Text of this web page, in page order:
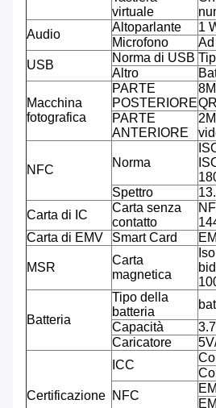
virtuale
Audio
Altoparlante
1
Microfono
USB
Norma di USB
Altro
Macchina
fotografica
PARTE
POSTERIORE
PARTE
ANTERIORE
NFC
Norma
Spettro
Carta di IC
Carta senza
contatto
Carta di EMV
Smart Card
MSR
Carta
magnetica
Batteria
Tipo della
batteria
Capacità
Caricatore
Certificazione
ICC
NFC